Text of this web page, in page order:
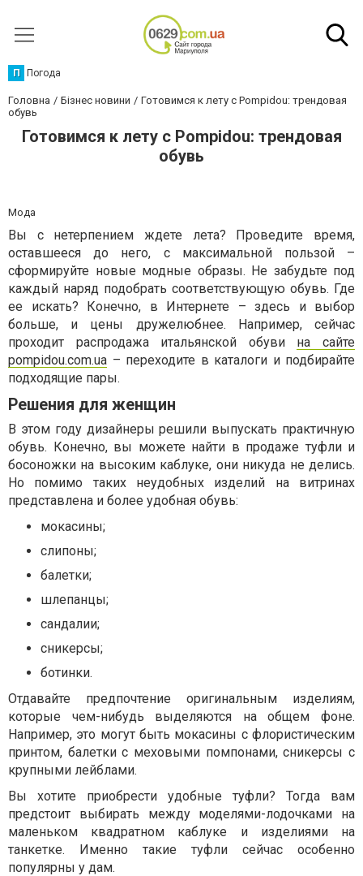
П Погода
Головна Бізнес новини
Готовимся к лету с Pompidou: трендовая
обувь
Готовимся к лету с Pompidou: трендовая
обувь
Мода
Вы с нетерпением ждете лета? Проведите время,
оставшееся до него, с максимальной пользой –
сформируйте новые модные образы. Не забудьте под
каждый наряд подобрать соответствующую обувь. Где
ее искать? Конечно, в Интернете – здесь и выбор
больше, и цены дружелюбнее. Например, сейчас
проходит распродажа итальянской обуви на сайте
pompidou.com.ua – переходите в каталоги и подбирайте
подходящие пары.
Решения для женщин
В этом году дизайнеры решили выпускать практичную
обувь. Конечно, вы можете найти в продаже туфли и
босоножки на высоким каблуке, они никуда не делись.
Но помимо таких неудобных изделий на витринах
представлена и более удобная обувь:
мокасины;
слипоны;
балетки;
шлепанцы;
сандалии;
сникерсы;
ботинки.
Отдавайте предпочтение оригинальным изделиям,
которые чем-нибудь выделяются на общем фоне.
Например, это могут быть мокасины с флористическим
принтом, балетки с меховыми помпонами, сникерсы с
крупными лейблами.
Вы хотите приобрести удобные туфли? Тогда вам
предстоит выбирать между моделями-лодочками на
маленьком квадратном каблуке и изделиями на
танкетке. Именно такие туфли сейчас особенно
популярны у дам.